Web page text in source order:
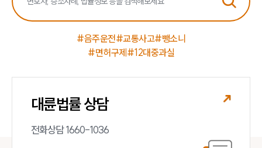
음주운전·교통사고전문변호사추천
소식/자료
언론보도
법률 블로그
뉴스레터/브로슈어
#음주운전#교통사고#뺑소니
#면허구제 #12대중과실
대륜법률 상담
전화상담 1660-1036